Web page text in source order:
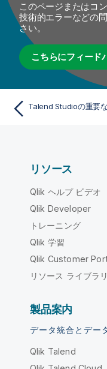
このページまたはコ
技術的エラーなどの
さい。
こちらにフィード
Talend Studioの重要
リソース
Qlik ヘルプ ビデオ
Qlik Developer
トレーニング
Qlik 学習
Qlik Customer
リソース ライブラリ
製品案内
データ統合とデー
Qlik Talend